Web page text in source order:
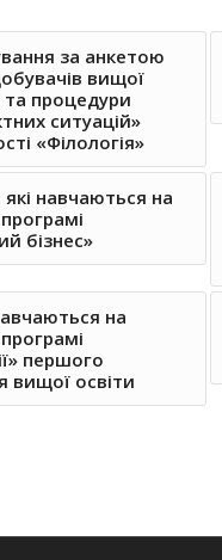
за анкетою
вищої
процедури
ситуацій»
«Філологія»
навчаються на
бізнес»
на
першого
вищої освіти